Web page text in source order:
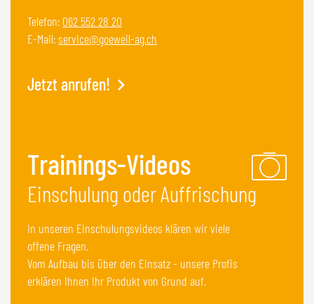
Telefon: 062 552 28 20
E-Mail: service@goeweil-ag.ch
Jetzt anrufen!
Trainings-Videos
Einschulung oder Auffrischung
In unseren Einschulungsvideos klären wir viele
offene Fragen.
Vom Aufbau bis über den Einsatz - unsere Profis
erklären Ihnen Ihr Produkt von Grund auf.